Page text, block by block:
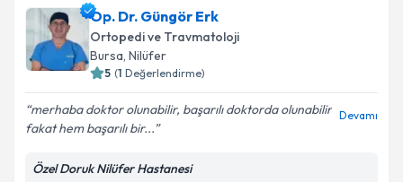
Op. Dr. Güngör Erk
Ortopedi ve Travmatoloji
Bursa,Nilüfer
( Değerlendirme)
merhaba doktor olunabilir, başarılı doktorda olunabilir
fakat hem başarılı bir...
Özel Doruk Nilüfer Hastanesi